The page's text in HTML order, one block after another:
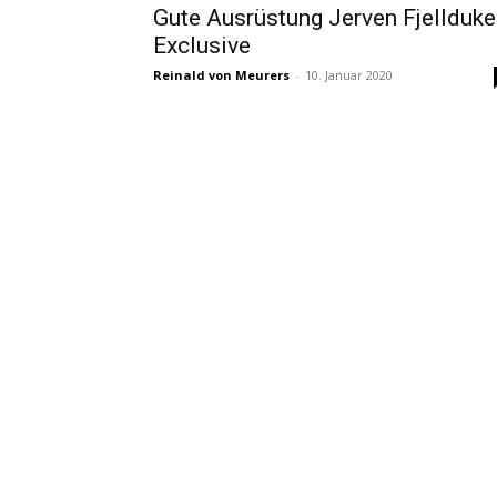
Gute Ausrüstung Jerven
Exclusive
Reinald von Meurers - 10. Januar 2020